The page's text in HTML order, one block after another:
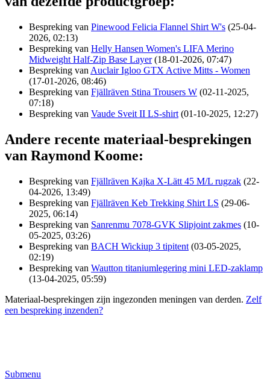
Bespreking van Pinewood Felicia Flannel Shirt W's (25-04-
2026, 02:13)
Bespreking van Helly Hansen Women's LIFA Merino
Midweight Half-Zip Base Layer (18-01-2026, 07:47)
Bespreking van Auclair Igloo GTX Active Mitts - Women
(17-01-2026, 08:46)
Bespreking van Fjällräven Stina Trousers W (02-11-2025,
07:18)
Bespreking van Vaude Sveit II LS-shirt (01-10-2025, 12:27)
Andere recente materiaal-besprekingen
van Raymond Koome:
Bespreking van Fjällräven Kajka X-Lätt 45 M/L rugzak (22-
04-2026, 13:49)
Bespreking van Fjällräven Keb Trekking Shirt LS (29-06-
2025, 06:14)
Bespreking van Sanrenmu 7078-GVK Slipjoint zakmes (10-
05-2025, 03:26)
Bespreking van BACH Wickiup 3 tipitent (03-05-2025,
02:19)
Bespreking van Wautton titaniumlegering mini LED-zaklamp
(13-04-2025, 05:59)
Materiaal-besprekingen zijn ingezonden meningen van derden. Zelf
een bespreking inzenden?
Submenu